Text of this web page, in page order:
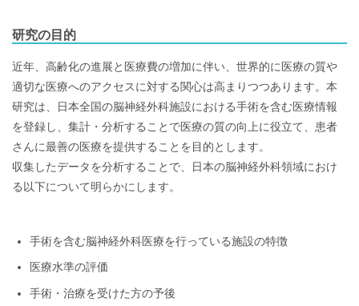
研究の目的
近年、高齢化の進展と医療費の増加に伴い、世界的に医療の質や
適切な医療へのアクセスに対する関心は高まりつつあります。本
研究は、日本全国の脳神経外科施設における手術を含む医療情報
を登録し、集計・分析することで医療の質の向上に役立て、患者
さんに最善の医療を提供することを目的とします。
収集したデータを分析することで、日本の脳神経外科領域におけ
る以下について明らかにします。
手術を含む脳神経外科医療を行っている施設の特徴
医療水準の評価
手術・治療を受けた方の予後